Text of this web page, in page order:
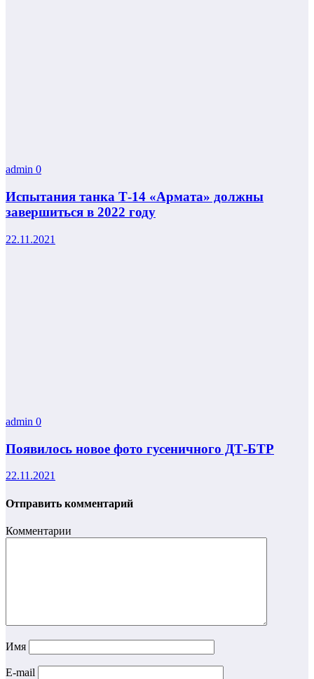
admin 0
Испытания танка Т-14 «Армата» должны
завершиться в 2022 году
22.11.2021
admin 0
Появилось новое фото гусеничного ДТ-БТР
22.11.2021
Отправить комментарий
Комментарии
Имя
E-mail